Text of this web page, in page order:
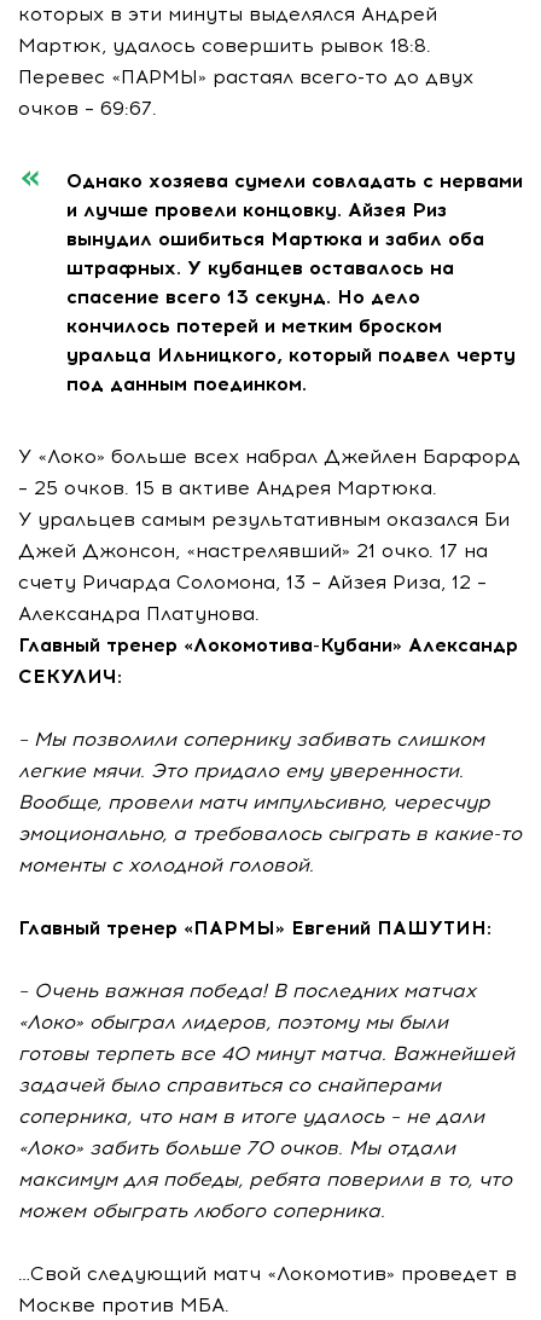
которых в эти минуты выделялся Андрей
Мартюк, удалось совершить рывок 18:8.
Перевес «ПАРМЫ» растаял всего-то до двух
очков – 69:67.
Однако хозяева сумели совладать с нервами
и лучше провели концовку. Айзея Риз
вынудил ошибиться Мартюка и забил оба
штрафных. У кубанцев оставалось на
спасение всего 13 секунд. Но дело
кончилось потерей и метким броском
уральца Ильницкого, который подвел черту
под данным поединком.
У «Локо» больше всех набрал Джейлен Барфорд
– 25 очков. 15 в активе Андрея Мартюка.
У уральцев самым результативным оказался Би
Джей Джонсон, «настрелявший» 21 очко. 17 на
счету Ричарда Соломона, 13 – Айзея Риза, 12 –
Александра Платунова.
Главный тренер «Локомотива-Кубани» Александр
СЕКУЛИЧ:
– Мы позволили сопернику забивать слишком
легкие мячи. Это придало ему уверенности.
Вообще, провели матч импульсивно, чересчур
эмоционально, а требовалось сыграть в какие-то
моменты с холодной головой.
Главный тренер «ПАРМЫ» Евгений ПАШУТИН:
– Очень важная победа! В последних матчах
«Локо» обыграл лидеров, поэтому мы были
готовы терпеть все 40 минут матча. Важнейшей
задачей было справиться со снайперами
соперника, что нам в итоге удалось – не дали
«Локо» забить больше 70 очков. Мы отдали
максимум для победы, ребята поверили в то, что
можем обыграть любого соперника.
…Свой следующий матч «Локомотив» проведет в
Москве против МБА.